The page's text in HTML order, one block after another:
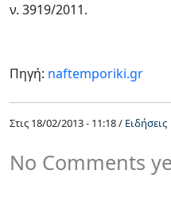
ν. 3919/2011.
Πηγή: naftemporiki.gr
Στις 18/02/2013 - 11:18 / Ειδήσεις
No Comments